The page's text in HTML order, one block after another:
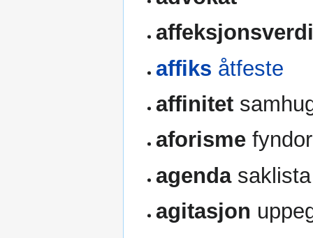
affiks åtfeste
affinitet
aforisme
agendasaklista
agitasjon